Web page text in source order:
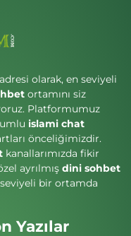
olarak, en seviyeli
ortamını siz
Platformumuz
islami chat
önceliğimizdir.
kanallarımızda fikir
ayrılmış dini sohbet
bir ortamda
Yazılar